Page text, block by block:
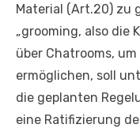
Material (Art.20) zu
„grooming, also die
über Chatrooms,
ermöglichen, soll
die geplanten
eine Ratifizierung